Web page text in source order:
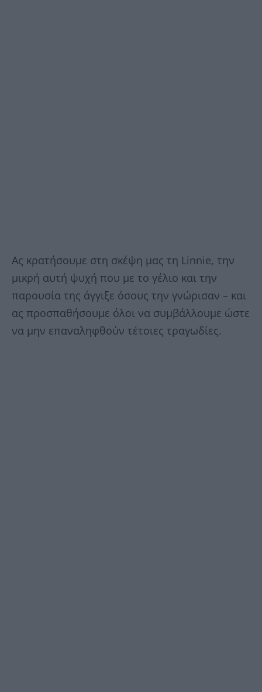
Ας κρατήσουμε στη σκέψη μας τη Linnie, την
μικρή αυτή ψυχή που με το γέλιο και την
παρουσία της άγγιξε όσους την γνώρισαν – και
ας προσπαθήσουμε όλοι να συμβάλλουμε ώστε
να μην επαναληφθούν τέτοιες τραγωδίες.